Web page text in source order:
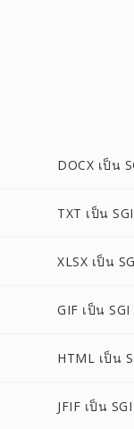
DOCX เป็น
TXT เป็น SGI
XLSX เป็น
GIF เป็น SGI
HTML เป็น
JFIF เป็น SGI